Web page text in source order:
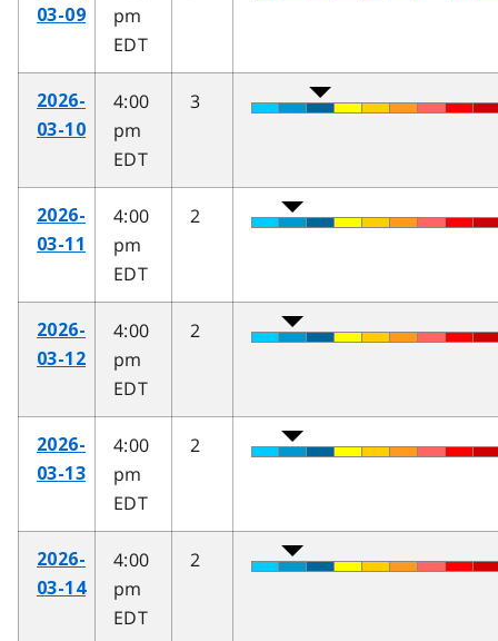
03-09
pm
EDT
2026-
03-10
4:00
pm
EDT
3
2026-
03-11
4:00
pm
EDT
2
2026-
03-12
4:00
pm
EDT
2
2026-
03-13
4:00
pm
EDT
2
2026-
03-14
4:00
pm
EDT
2